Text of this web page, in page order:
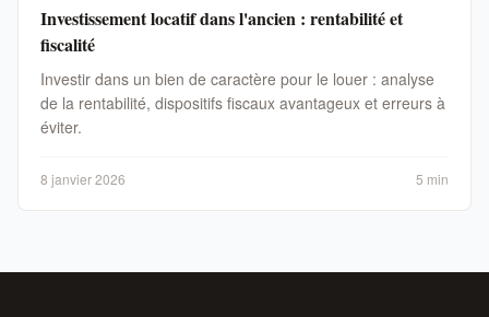
Investissement locatif dans l'ancien : rentabilité et
fiscalité
Investir dans un bien de caractère pour le louer : analyse
de la rentabilité, dispositifs fiscaux avantageux et erreurs à
éviter.
8 janvier 2026 5 min